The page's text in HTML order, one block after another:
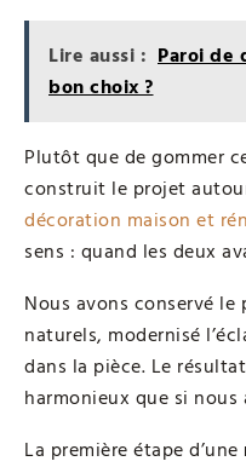
Lire aussi : Paroi de
bon choix ?
Plutôt que de gommer
construit le projet
décoration maison et
sens : quand les deux
Nous avons conservé
naturels, modernisé
dans la pièce. Le
harmonieux que si
La première étape d’une